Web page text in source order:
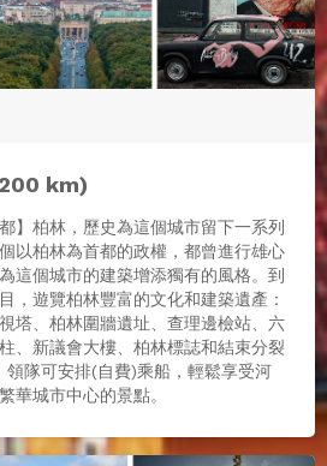
km)
】柏林，歷史為這個城市留下一系列
以柏林為首都的政權，都曾進行雄心
這個城市的建築增添獨有的風格。到
，遊覽柏林豐富的文化和建築遺產：
塔、柏林圍牆遺址、查理邊檢站、六
、新議會大樓、柏林標誌和結束分裂
隊可安排(自費)乘船，輕鬆享受河
華城市中心的景點。